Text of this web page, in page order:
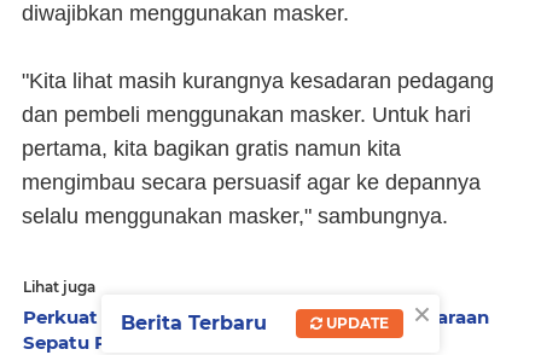
diwajibkan menggunakan masker.
"Kita lihat masih kurangnya kesadaran pedagang
dan pembeli menggunakan masker. Untuk hari
pertama, kita bagikan gratis namun kita
mengimbau secara persuasif agar ke depannya
selalu menggunakan masker," sambungnya.
Lihat juga
Perkuat Sport Tourism, Pariaman Gelar Kejuaraan
Sepatu Roda Piala Wali Kota 2026
×
Berita Terbaru UPDATE